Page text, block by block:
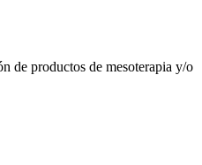
de productos de mesoterapia y/o